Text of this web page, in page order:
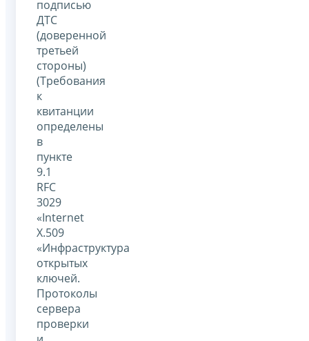
подписью
ДТС
(доверенной
третьей
стороны)
(Требования
к
квитанции
определены
в
пункте
9.1
RFC
3029
«Internet
X.509
«Инфраструктура
открытых
ключей.
Протоколы
сервера
проверки